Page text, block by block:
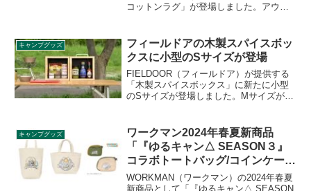
コットンラグ」が登場しました。アウト
ーします。
キャンプグッズ
フィールドアの木製スパイスボッ
クスに小型のSサイズが登場
FIELDOOR（フィールドア）が提供する
「木製スパイスボックス」に新たに小型
のSサイズが登場しました。Mサイズが
小回りがきくサイズ感となっています。
詳細をレビューします。
キャンプグッズ
ワークマン2024年春夏新商品
「『ゆるキャン△ SEASON３』
コラボトートバッグ/コインケー
ス」
WORKMAN（ワークマン）の2024年春夏
新商品として「『ゆるキャン△ SEASON